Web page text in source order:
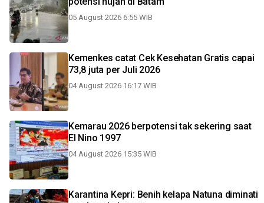
05 August 2026 6:55 WIB
Kemenkes catat Cek Kesehatan Gratis capai
73,8 juta per Juli 2026
04 August 2026 16:17 WIB
Kemarau 2026 berpotensi tak sekering saat
El Nino 1997
04 August 2026 15:35 WIB
Karantina Kepri: Benih kelapa Natuna diminati